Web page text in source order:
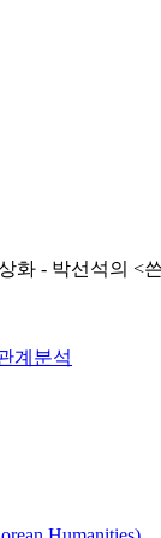
화 - 박선석의 <
계분석